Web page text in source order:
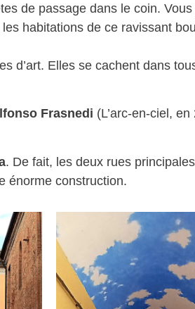
de passage dans le coin. Vous
habitations de ce ravissant
d’art. Elles se cachent dans
Frasnedi (L’arc-en-ciel,
. De fait, les deux rues principales
énorme construction.